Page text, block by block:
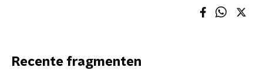
Recente fragmenten